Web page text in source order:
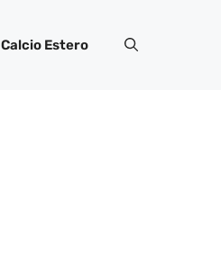
Calcio Estero